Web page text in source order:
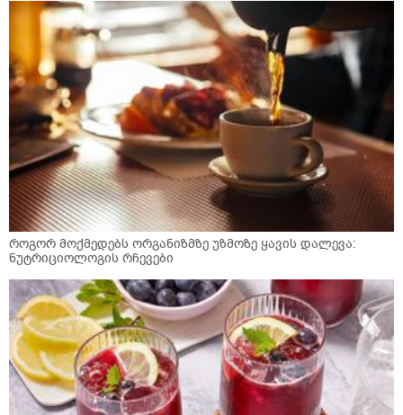
როგორ მოქმედებს ორგანიზმზე უზმოზე ყავის დალევა:
ნუტრიციოლოგის რჩევები